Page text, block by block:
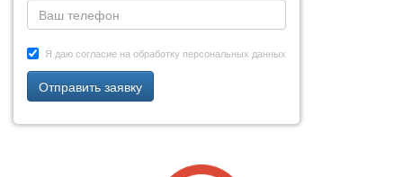
Я даю согласие на обработку персональных данных
Отправить заявку